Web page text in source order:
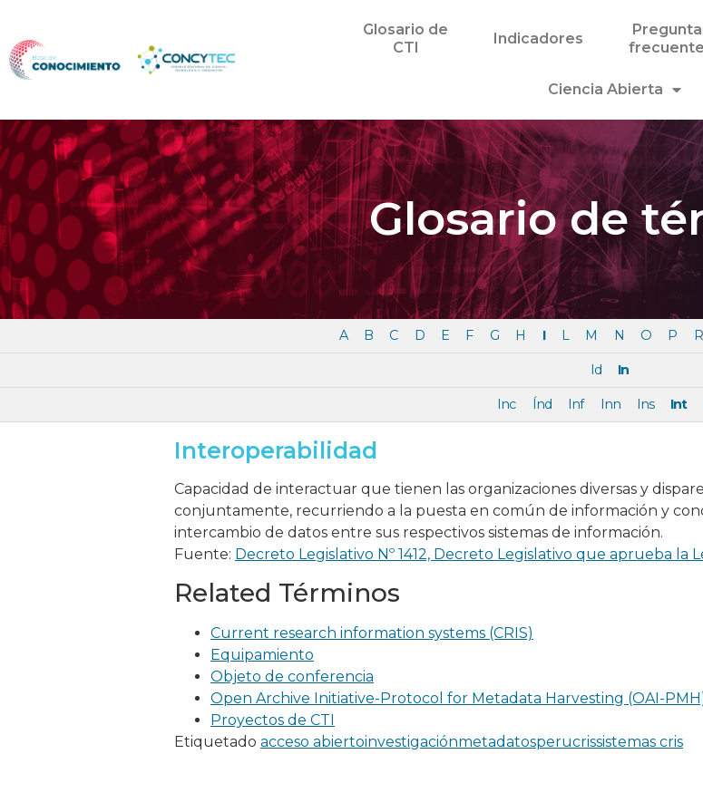
Glosario de
CTI
Indicadores
Ciencia Abierta
Glosario de
A B C D E F G H I L M N O P R
Id In
Inc Índ Inf Inn Ins Int
Interoperabilidad
Capacidad de interactuar que tienen las organizaciones diversas y
conjuntamente, recurriendo a la puesta en común de información y
intercambio de datos entre sus respectivos sistemas de información.
Fuente: Decreto Legislativo Nº 1412, Decreto Legislativo que aprueba la
Related Términos
Current research information systems (CRIS)
Equipamiento
Objeto de conferencia
Open Archive Initiative-Protocol for Metadata Harvesting (OAI-
Proyectos de CTI
Etiquetado acceso abiertoinvestigaciónmetadatosperucrissistemas cris